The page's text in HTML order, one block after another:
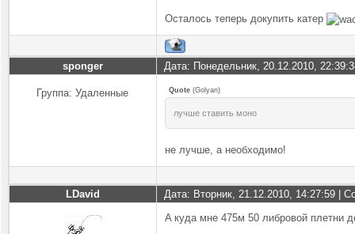
Осталось теперь докупить катер
sponger Дата: Понедельник, 20.12.2010,
Группа: Удаленные Quote (Golyan)
лучше ставить моно
не лучше, а необходимо!
LDavid Дата: Вторник, 21.12.2010, 14:27:59 |
A куда мне 475м 50 либровой плетни